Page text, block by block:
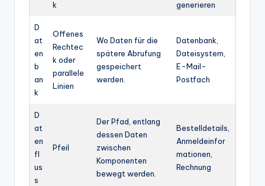
k
generieren
D
at
en
b
an
k
Offenes
Rechtec
k oder
parallele
Linien
Wo Daten für die
spätere Abrufung
gespeichert
werden.
Datenbank,
Dateisystem,
E-Mail-
Postfach
D
at
en
fl
us
s
Pfeil
Der Pfad, entlang
dessen Daten
zwischen
Komponenten
bewegt werden.
Bestelldetails,
Anmeldeinfor
mationen,
Rechnung